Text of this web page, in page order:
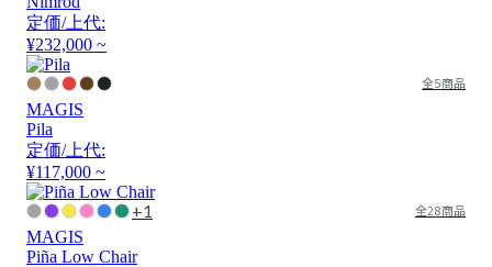
定価/上代:
¥232,000 ~
全5商品
MAGIS
Pila
定価/上代:
¥117,000 ~
+1 全28商品
MAGIS
Piña Low Chair